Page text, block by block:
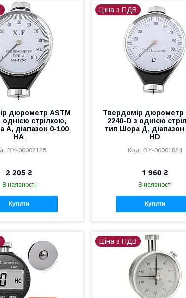
дюрометр ASTM
однією стрілкою,
A, діапазон 0-100
HA
BY-00002125
2 205 ₴
В наявності
Купити
Ціна з ПДВ
Твердомір дюрометр
2240-D з однією
тип Шора Д, діапазон
HD
BY-00001824
1 960 ₴
В наявності
Купити
Ціна з ПДВ